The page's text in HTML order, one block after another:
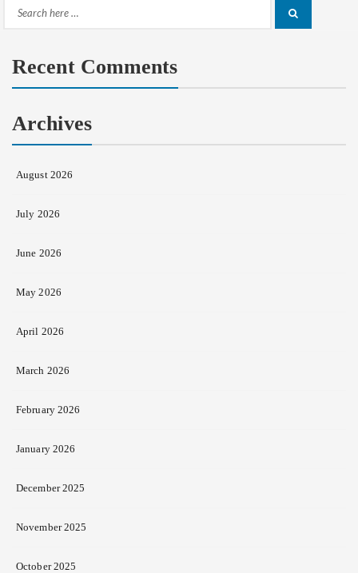
Search
Recent Comments
Archives
August 2026
July 2026
June 2026
May 2026
April 2026
March 2026
February 2026
January 2026
December 2025
November 2025
October 2025